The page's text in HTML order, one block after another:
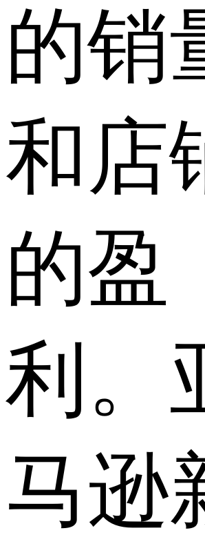
的销
和店
的盈
利。
马逊